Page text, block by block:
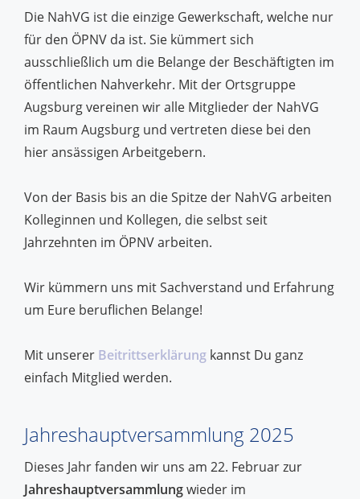
Die NahVG ist die einzige Gewerkschaft, welche nur
für den ÖPNV da ist. Sie kümmert sich
ausschließlich um die Belange der Beschäftigten im
öffentlichen Nahverkehr. Mit der Ortsgruppe
Augsburg vereinen wir alle Mitglieder der NahVG
im Raum Augsburg und vertreten diese bei den
hier ansässigen Arbeitgebern.
Von der Basis bis an die Spitze der NahVG arbeiten
Kolleginnen und Kollegen, die selbst seit
Jahrzehnten im ÖPNV arbeiten.
Wir kümmern uns mit Sachverstand und Erfahrung
um Eure beruflichen Belange!
Mit unserer Beitrittserklärung kannst Du ganz
einfach Mitglied werden.
Jahreshauptversammlung 2025
Dieses Jahr fanden wir uns am 22. Februar zur
Jahreshauptversammlungwieder im